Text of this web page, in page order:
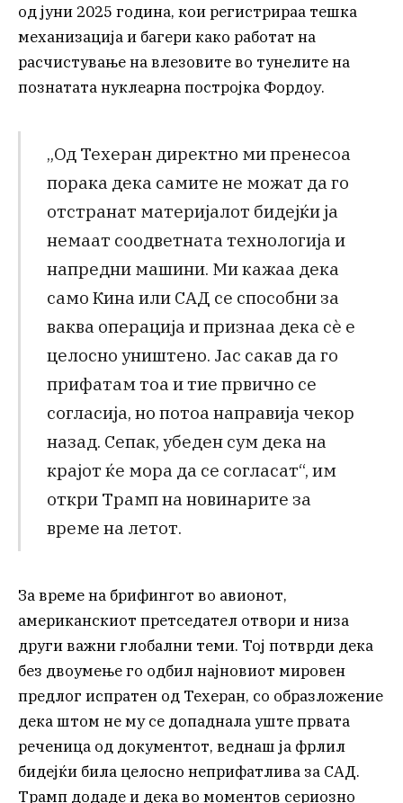
од јуни 2025 година, кои регистрираа тешка
механизација и багери како работат на
расчистување на влезовите во тунелите на
познатата нуклеарна постројка Фордоу.
„Од Техеран директно ми пренесоа
порака дека самите не можат да го
отстранат материјалот бидејќи ја
немаат соодветната технологија и
напредни машини. Ми кажаа дека
само Кина или САД се способни за
ваква операција и признаа дека сè е
целосно уништено. Јас сакав да го
прифатам тоа и тие првично се
согласија, но потоа направија чекор
назад. Сепак, убеден сум дека на
крајот ќе мора да се согласат“, им
откри Трамп на новинарите за
време на летот.
За време на брифингот во авионот,
американскиот претседател отвори и низа
други важни глобални теми. Тој потврди дека
без двоумење го одбил најновиот мировен
предлог испратен од Техеран, со образложение
дека штом не му се допаднала уште првата
реченица од документот, веднаш ја фрлил
бидејќи била целосно неприфатлива за САД.
Трамп додаде и дека во моментов сериозно